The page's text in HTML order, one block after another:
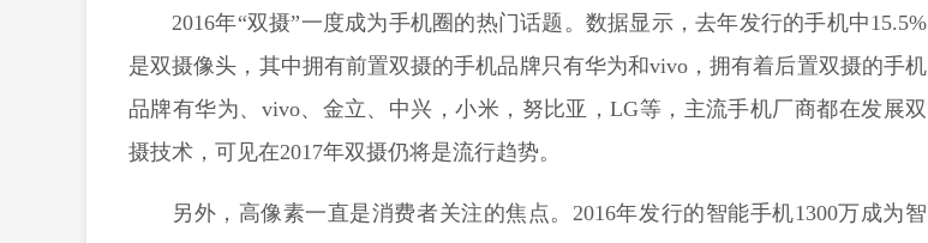
2016年“双摄”一度成为手机圈的热门话题。数据显示，去年发行的手机中15.5%
是双摄像头，其中拥有前置双摄的手机品牌只有华为和vivo，拥有着后置双摄的手机
品牌有华为、vivo、金立、中兴，小米，努比亚，LG等，主流手机厂商都在发展双
摄技术，可见在2017年双摄仍将是流行趋势。
另外，高像素一直是消费者关注的焦点。2016年发行的智能手机1300万成为智